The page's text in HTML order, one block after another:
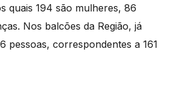
quais 194 são mulheres, 86
Nos balcões da Região, já
pessoas, correspondentes a 161